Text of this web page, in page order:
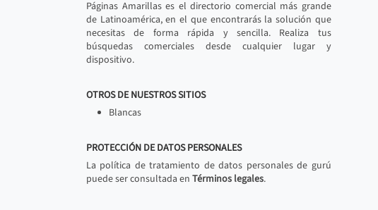
Páginas Amarillas es el directorio comercial más grande
de Latinoamérica, en el que encontrarás la solución que
necesitas de forma rápida y sencilla. Realiza tus
búsquedas comerciales desde cualquier lugar y
dispositivo.
OTROS DE NUESTROS SITIOS
Blancas
PROTECCIÓN DE DATOS PERSONALES
La política de tratamiento de datos personales de gurú
puede ser consultada en Términos legales.